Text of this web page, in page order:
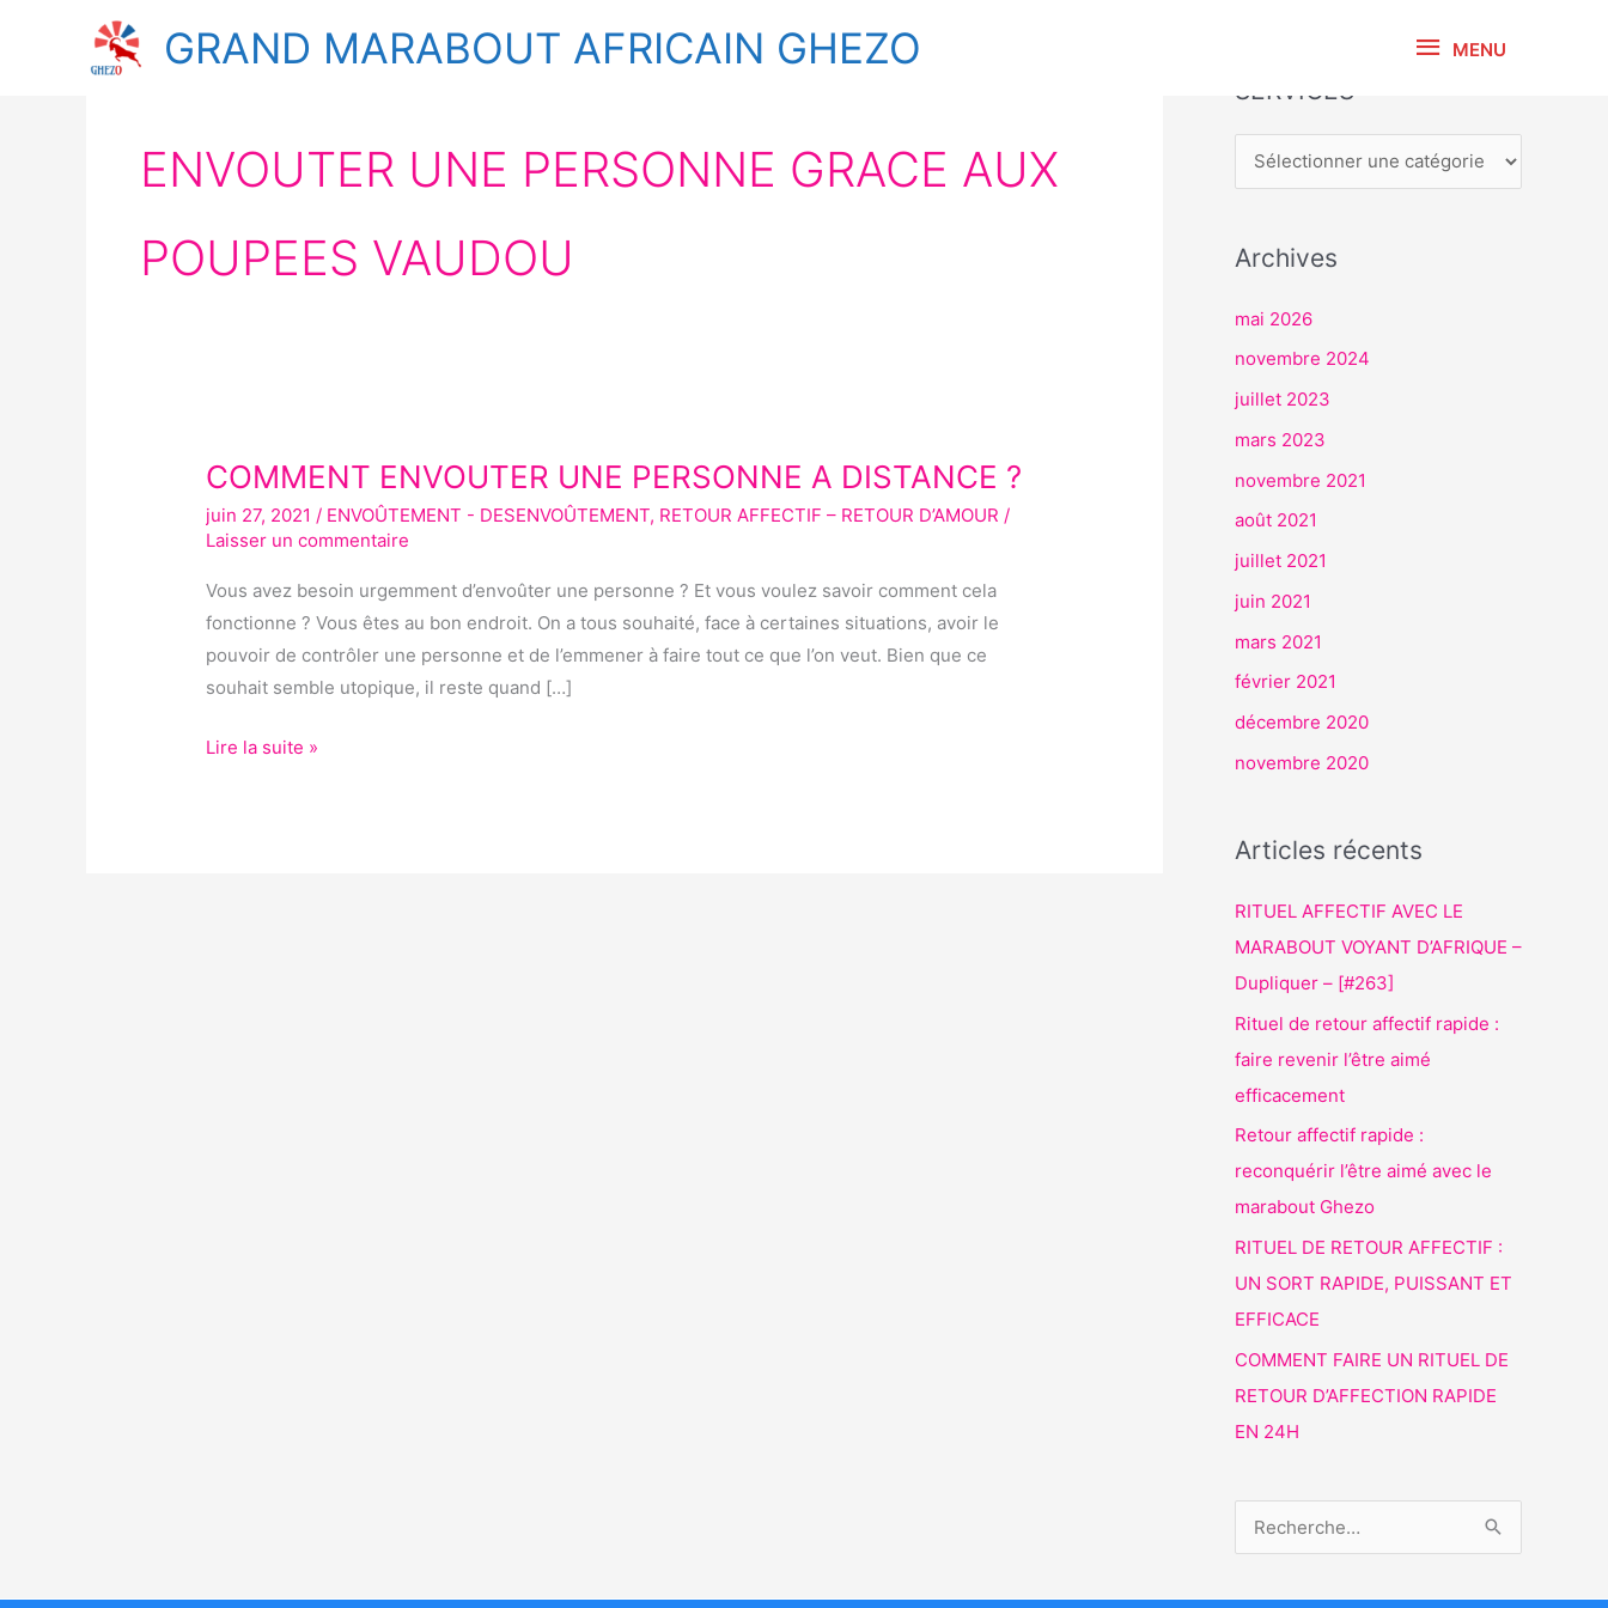
GRAND MARABOUT AFRICAIN GHEZO MENU
ENVOUTER UNE PERSONNE GRACE AUX
POUPEES VAUDOU
COMMENT ENVOUTER UNE PERSONNE A DISTANCE ?
juin 27, 2021/ ENVOÛTEMENT - DESENVOÛTEMENT, RETOUR AFFECTIF – RETOUR D’AMOUR /
Laisser un commentaire
Vous avez besoin urgemment d’envoûter une personne ? Et vous voulez savoir comment cela
fonctionne ? Vous êtes au bon endroit. On a tous souhaité, face à certaines situations, avoir le
pouvoir de contrôler une personne et de l’emmener à faire tout ce que l’on veut. Bien que ce
souhait semble utopique, il reste quand […]
COMMENT
ENVOUTER
UNE
A
DISTANCE
?
Lire la suite »
SERVICES
V
C
Archives
mai 2026
novembre 2024
juillet 2023
mars 2023
novembre 2021
août 2021
juillet 2021
juin 2021
mars 2021
février 2021
décembre 2020
novembre 2020
Articles récents
RITUEL AFFECTIF AVEC LE
MARABOUT VOYANT D’AFRIQUE –
Dupliquer – [#263]
Rituel de retour affectif rapide :
faire revenir l’être aimé
efficacement
Retour affectif rapide :
reconquérir l’être aimé avec le
marabout Ghezo
RITUEL DE RETOUR AFFECTIF :
UN SORT RAPIDE, PUISSANT ET
EFFICACE
COMMENT FAIRE UN RITUEL DE
RETOUR D’AFFECTION RAPIDE
EN 24H